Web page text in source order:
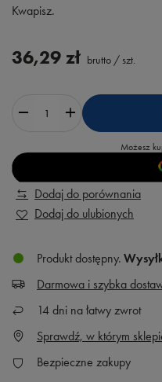
Kwapisz.
36,29 zł brutto / szt.
Możesz
Dodaj do porównania
Dodaj do ulubionych
Produkt dostępny
Darmowa i szybka
14 dni na łatwy zwrot
Sprawdź, w którym
Bezpieczne zakupy